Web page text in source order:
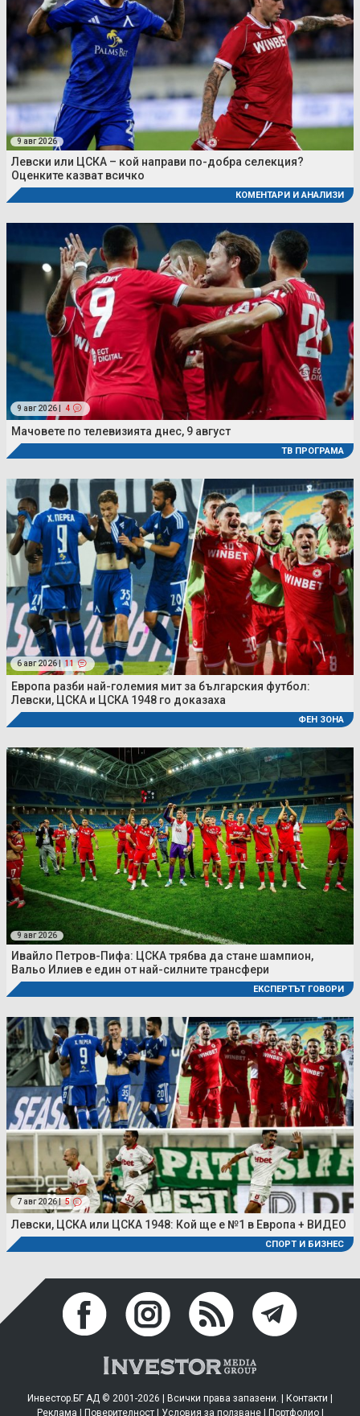
9 авг 2026
Левски или ЦСКА – кой направи по-добра селекция?
Оценките казват всичко
КОМЕНТАРИ И АНАЛИЗИ
9 авг 2026 | 4
Мачовете по телевизията днес, 9 август
ТВ ПРОГРАМА
6 авг 2026 | 11
Европа разби най-големия мит за българския футбол:
Левски, ЦСКА и ЦСКА 1948 го доказаха
ФЕН ЗОНА
9 авг 2026
Ивайло Петров-Пифа: ЦСКА трябва да стане шампион,
Вальо Илиев е един от най-силните трансфери
ЕКСПЕРТЪТ ГОВОРИ
7 авг 2026 | 5
Левски, ЦСКА или ЦСКА 1948: Кой ще е №1 в Европа + ВИДЕО
СПОРТ И БИЗНЕС
Инвестор.БГ АД © 2001-2026 | Всички права запазени. | Контакти
Реклама
Поверителност| Условия за ползване| Портфолио|